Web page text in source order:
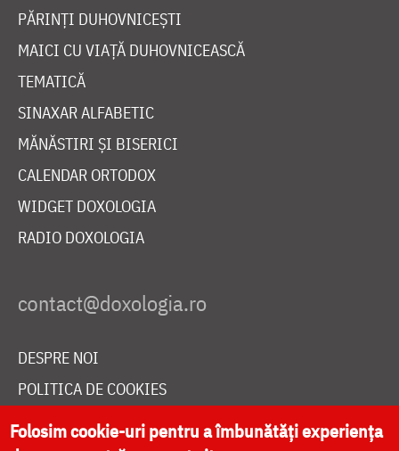
PĂRINȚI DUHOVNICEȘTI
MAICI CU VIAȚĂ DUHOVNICEASCĂ
TEMATICĂ
SINAXAR ALFABETIC
MĂNĂSTIRI ȘI BISERICI
CALENDAR ORTODOX
WIDGET DOXOLOGIA
RADIO DOXOLOGIA
DESPRE NOI
POLITICA DE COOKIES
DONEAZĂ ONLINE PENTRU CATEDRALA NAȚIONALĂ
Folosim cookie-uri pentru a îmbunătăți experiența